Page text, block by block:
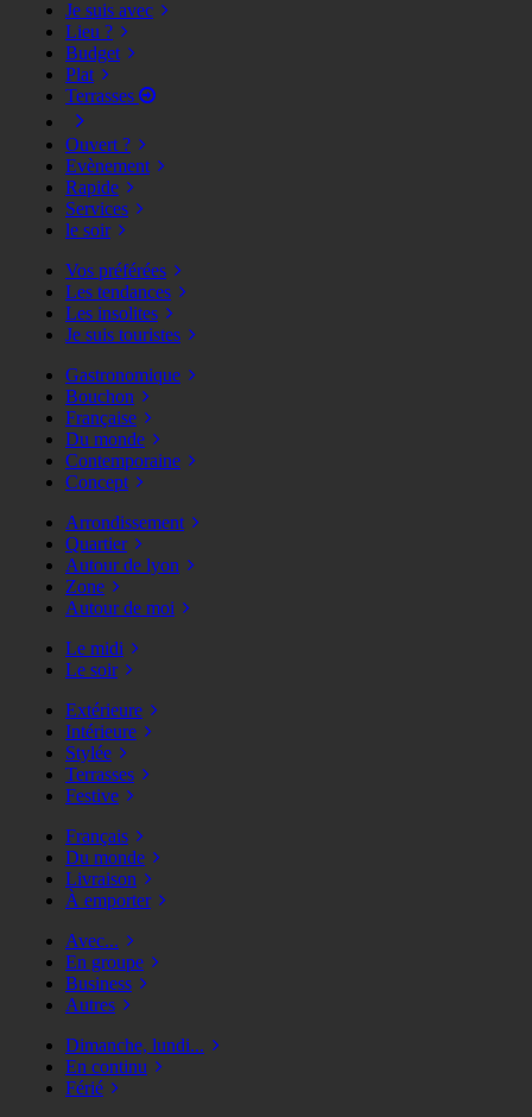
Je suis avec
Lieu ?
Budget
Plat
Terrasses
Ouvert ?
Evènement
Rapide
Services
le soir
Vos préférées
Les tendances
Les insolites
Je suis touristes
Gastronomique
Bouchon
Française
Du monde
Contemporaine
Concept
Arrondissement
Quartier
Autour de lyon
Zone
Autour de moi
Le midi
Le soir
Extérieure
Intérieure
Stylée
Terrasses
Festive
Français
Du monde
Livraison
À emporter
Avec...
En groupe
Business
Autres
Dimanche, lundi...
En continu
Férié